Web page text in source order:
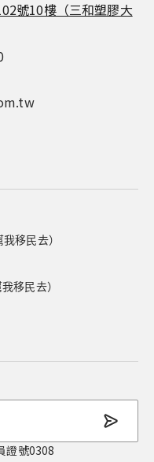
號10樓（三和塑膠大
樓之7（雲智匯大
14樓之5（市政都心
號16 樓（良美金三角
號4樓（市政總裁大
我移民去）
我移民去）
證號0308